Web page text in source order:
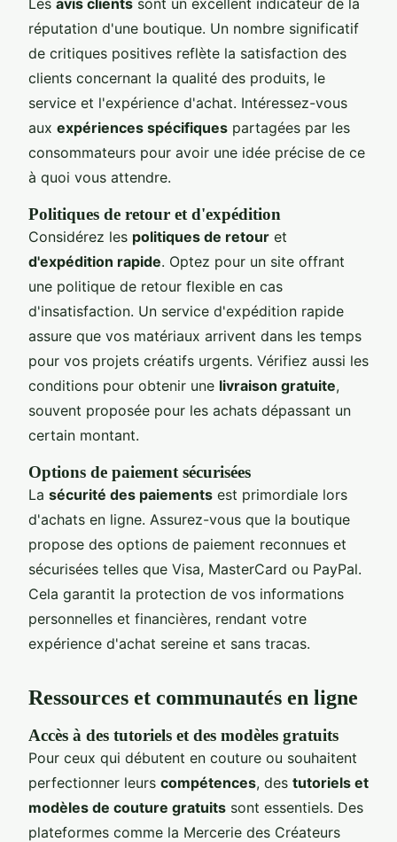
réputation d'une boutique. Un nombre significatif
de critiques positives reflète la satisfaction des
clients concernant la qualité des produits, le
service et l'expérience d'achat. Intéressez-vous
aux expériences spécifiques partagées par les
consommateurs pour avoir une idée précise de ce
à quoi vous attendre.
Politiques de retour et d'expédition
Considérez les politiques de retour et
d'expédition rapide. Optez pour un site offrant
une politique de retour flexible en cas
d'insatisfaction. Un service d'expédition rapide
assure que vos matériaux arrivent dans les temps
pour vos projets créatifs urgents. Vérifiez aussi les
conditions pour obtenir une livraison gratuite,
souvent proposée pour les achats dépassant un
certain montant.
Options de paiement sécurisées
La sécurité des paiements est primordiale lors
d'achats en ligne. Assurez-vous que la boutique
propose des options de paiement reconnues et
sécurisées telles que Visa, MasterCard ou PayPal.
Cela garantit la protection de vos informations
personnelles et financières, rendant votre
expérience d'achat sereine et sans tracas.
Ressources et communautés en ligne
Accès à des tutoriels et des modèles gratuits
Pour ceux qui débutent en couture ou souhaitent
perfectionner leurs compétences, des tutoriels et
modèles de couture gratuits sont essentiels. Des
plateformes comme la Mercerie des Créateurs